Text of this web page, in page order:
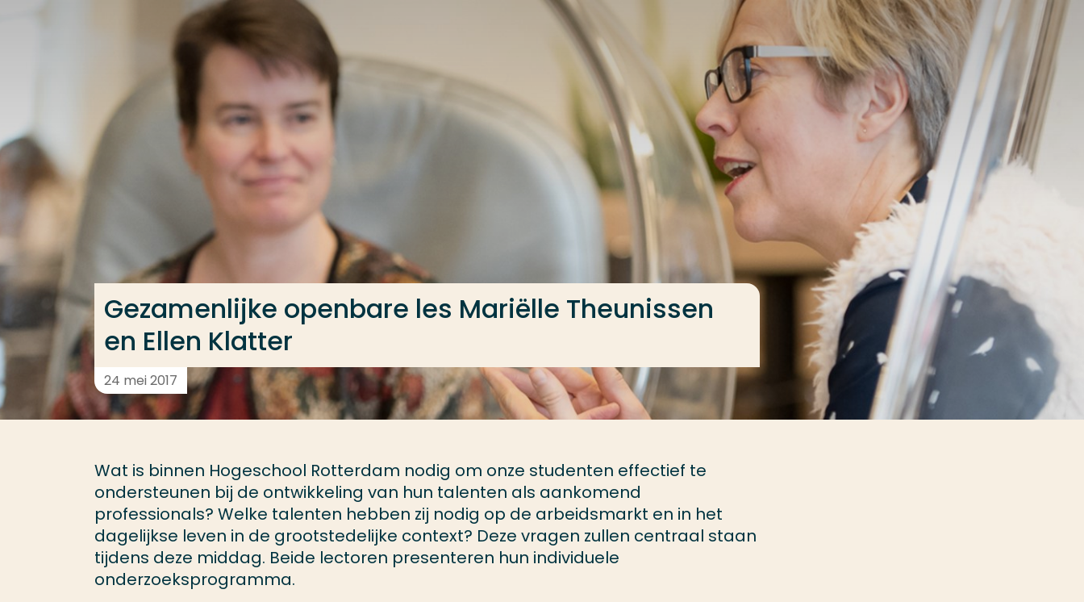
Gezamenlijke openbare les Mariëlle Theunissen
en Ellen Klatter
24 mei 2017
Wat is binnen Hogeschool Rotterdam nodig om onze studenten effectief te
ondersteunen bij de ontwikkeling van hun talenten als aankomend
professionals? Welke talenten hebben zij nodig op de arbeidsmarkt en in het
dagelijkse leven in de grootstedelijke context? Deze vragen zullen centraal staan
tijdens deze middag. Beide lectoren presenteren hun individuele
onderzoeksprogramma.
Veel gezocht